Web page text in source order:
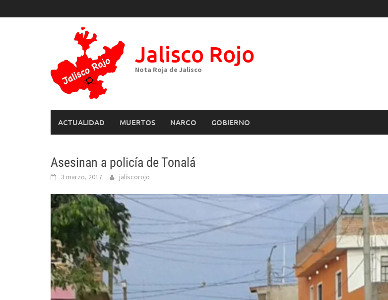
to
Jalisco Rojo
Nota Roja de Jalisco
ACTUALIDAD MUERTOS NARCO GOBIERNO
Asesinan a policía de Tonalá
3 marzo, 2017 jaliscorojo